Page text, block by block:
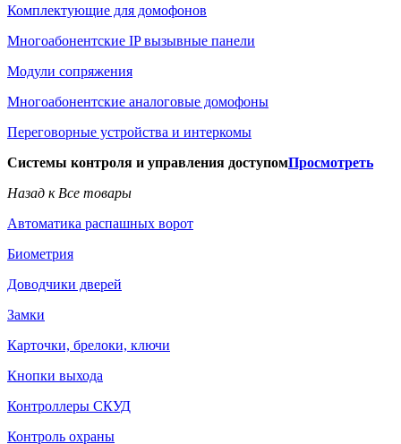
Комплектующие для домофонов
Многоабонентские IP вызывные панели
Модули сопряжения
Многоабонентские аналоговые домофоны
Переговорные устройства и интеркомы
Системы контроля и управления доступомПросмотреть
Назад к Все товары
Автоматика распашных ворот
Биометрия
Доводчики дверей
Замки
Карточки, брелоки, ключи
Кнопки выхода
Контроллеры СКУД
Контроль охраны